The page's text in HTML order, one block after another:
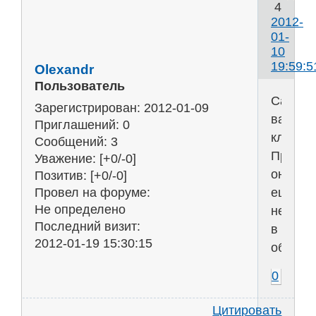
4
2012-
01-
10
Olexandr
Пользователь
Зарегистрирован: 2012-01-09
Приглашений: 0
Сообщений: 3
Уважение: [+0/-0]
Позитив: [+0/-0]
Провел на форуме:
Не определено
Последний визит:
2012-01-19 15:30:15
Сайт
ваше
Просто
он
ещё
в
0
Цитировать